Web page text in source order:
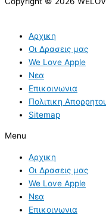
Αρχικη
Οι Δρασεις μας
We Love Apple
Νεα
Επικοινωνια
Πολιτικη
Sitemap
Menu
Αρχικη
Οι Δρασεις μας
We Love Apple
Νεα
Επικοινωνια